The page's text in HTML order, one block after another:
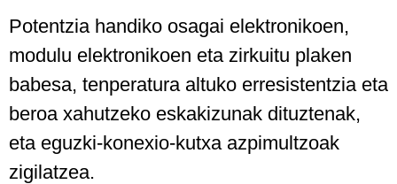
Potentzia handiko osagai elektronikoen,
modulu elektronikoen eta zirkuitu plaken
babesa, tenperatura altuko erresistentzia eta
beroa xahutzeko eskakizunak dituztenak,
eta eguzki-konexio-kutxa azpimultzoak
zigilatzea.